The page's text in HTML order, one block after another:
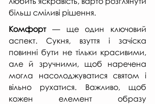
більш сміливі рішення.
Комфорт — ще один ключовий
аспект. Сукня, взуття і зачіска
повинні бути не тільки красивими,
але й зручними, щоб наречена
могла насолоджуватися святом і
вільно рухатися. Важливо, щоб
кожен елемент образу